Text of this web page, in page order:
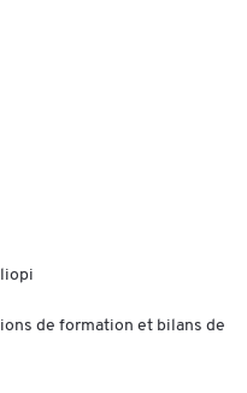
de formation et bilans de